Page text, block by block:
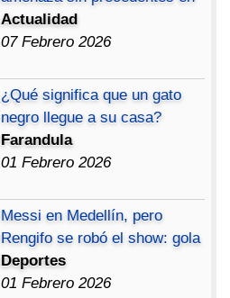
Actualidad
07 Febrero 2026
¿Qué significa que un gato
negro llegue a su casa?
Farandula
01 Febrero 2026
Messi en Medellín, pero
Rengifo se robó el show: gola
Deportes
01 Febrero 2026